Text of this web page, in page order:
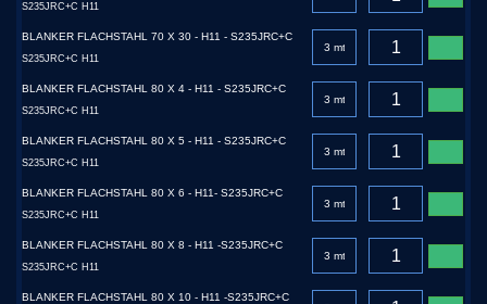
S235JRC+C H11
BLANKER FLACHSTAHL 70 X 30 - H11 - S235JRC+C
S235JRC+C H11
BLANKER FLACHSTAHL 80 X 4 - H11 - S235JRC+C
S235JRC+C H11
BLANKER FLACHSTAHL 80 X 5 - H11 - S235JRC+C
S235JRC+C H11
BLANKER FLACHSTAHL 80 X 6 - H11- S235JRC+C
S235JRC+C H11
BLANKER FLACHSTAHL 80 X 8 - H11 -S235JRC+C
S235JRC+C H11
BLANKER FLACHSTAHL 80 X 10 - H11 -S235JRC+C